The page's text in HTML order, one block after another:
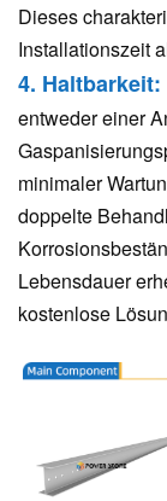
Dieses
Installationszeit
4. Haltbarkeit:
entweder einer
minimaler
doppelte
Lebensdauer
kostenlose